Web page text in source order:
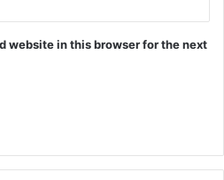
website in this browser for the next